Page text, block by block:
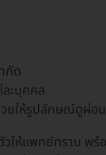
กัด
ะบุคคล
วยให้รูปลักษณ์ดูผ่อ
วให้แพทย์ทราบ พ